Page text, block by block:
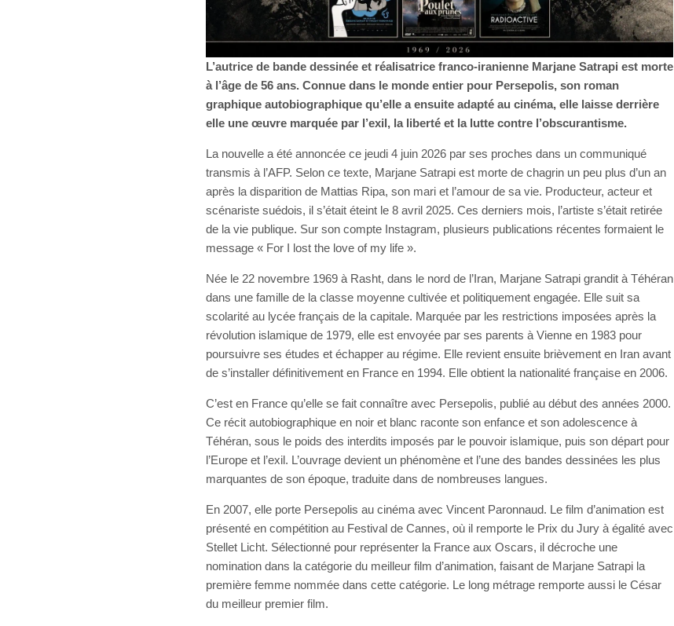
L’autrice de bande dessinée et réalisatrice franco-iranienne Marjane Satrapi est morte
à l’âge de 56 ans. Connue dans le monde entier pour Persepolis, son roman
graphique autobiographique qu’elle a ensuite adapté au cinéma, elle laisse derrière
elle une œuvre marquée par l’exil, la liberté et la lutte contre l’obscurantisme.
La nouvelle a été annoncée ce jeudi 4 juin 2026 par ses proches dans un communiqué
transmis à l’AFP. Selon ce texte, Marjane Satrapi est morte de chagrin un peu plus d’un an
après la disparition de Mattias Ripa, son mari et l’amour de sa vie. Producteur, acteur et
scénariste suédois, il s’était éteint le 8 avril 2025. Ces derniers mois, l’artiste s’était retirée
de la vie publique. Sur son compte Instagram, plusieurs publications récentes formaient le
message « For I lost the love of my life ».
Née le 22 novembre 1969 à Rasht, dans le nord de l’Iran, Marjane Satrapi grandit à Téhéran
dans une famille de la classe moyenne cultivée et politiquement engagée. Elle suit sa
scolarité au lycée français de la capitale. Marquée par les restrictions imposées après la
révolution islamique de 1979, elle est envoyée par ses parents à Vienne en 1983 pour
poursuivre ses études et échapper au régime. Elle revient ensuite brièvement en Iran avant
de s’installer définitivement en France en 1994. Elle obtient la nationalité française en 2006.
C’est en France qu’elle se fait connaître avec Persepolis, publié au début des années 2000.
Ce récit autobiographique en noir et blanc raconte son enfance et son adolescence à
Téhéran, sous le poids des interdits imposés par le pouvoir islamique, puis son départ pour
l’Europe et l’exil. L’ouvrage devient un phénomène et l’une des bandes dessinées les plus
marquantes de son époque, traduite dans de nombreuses langues.
En 2007, elle porte Persepolis au cinéma avec Vincent Paronnaud. Le film d’animation est
présenté en compétition au Festival de Cannes, où il remporte le Prix du Jury à égalité avec
Stellet Licht. Sélectionné pour représenter la France aux Oscars, il décroche une
nomination dans la catégorie du meilleur film d’animation, faisant de Marjane Satrapi la
première femme nommée dans cette catégorie. Le long métrage remporte aussi le César
du meilleur premier film.